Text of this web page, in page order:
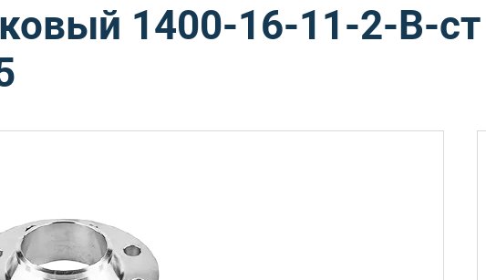
1400-16-11-2-B-